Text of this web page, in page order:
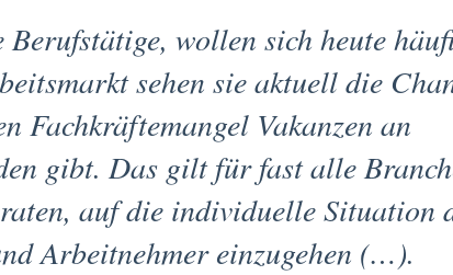
wollen sich heute
sehen sie aktuell die
Fachkräftemangel Vakanzen an
gibt. Das gilt für fast alle
auf die individuelle Situation
Arbeitnehmer einzugehen (…).